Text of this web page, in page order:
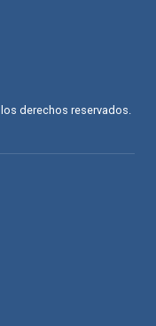
derechos reservados.